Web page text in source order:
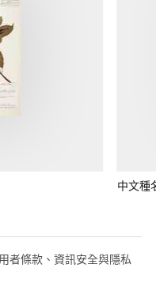
中文種
者條款、資訊安全與隱私